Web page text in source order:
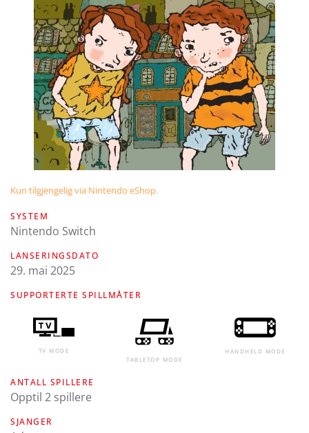
Kun tilgjengelig via Nintendo eShop.
SYSTEM
Nintendo Switch
LANSERINGSDATO
29. mai 2025
SUPPORTERTE SPILLMÅTER
TV MODE
TABLETOP MODE
HANDHELD MODE
ANTALL SPILLERE
Opptil 2 spillere
SJANGER